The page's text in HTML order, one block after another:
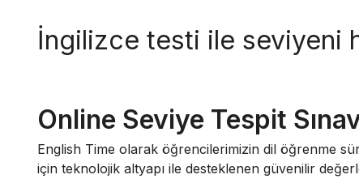
İngilizce testi ile seviyeni
Online Seviye Tespit
English Time olarak öğrencilerimizin dil öğrenme
için teknolojik altyapı ile desteklenen güvenilir